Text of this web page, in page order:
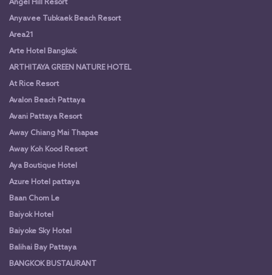
Angel Hill Resort
Anyavee Tubkaek Beach Resort
Area21
Arte Hotel Bangkok
ARTHITAYA GREEN NATURE HOTEL
At Rice Resort
Avalon Beach Pattaya
Avani Pattaya Resort
Away Chiang Mai Thapae
Away Koh Kood Resort
Aya Boutique Hotel
Azure Hotel pattaya
Baan Chom Le
Baiyok Hotel
Baiyoke Sky Hotel
Balihai Bay Pattaya
BANGKOK BUSTAURANT